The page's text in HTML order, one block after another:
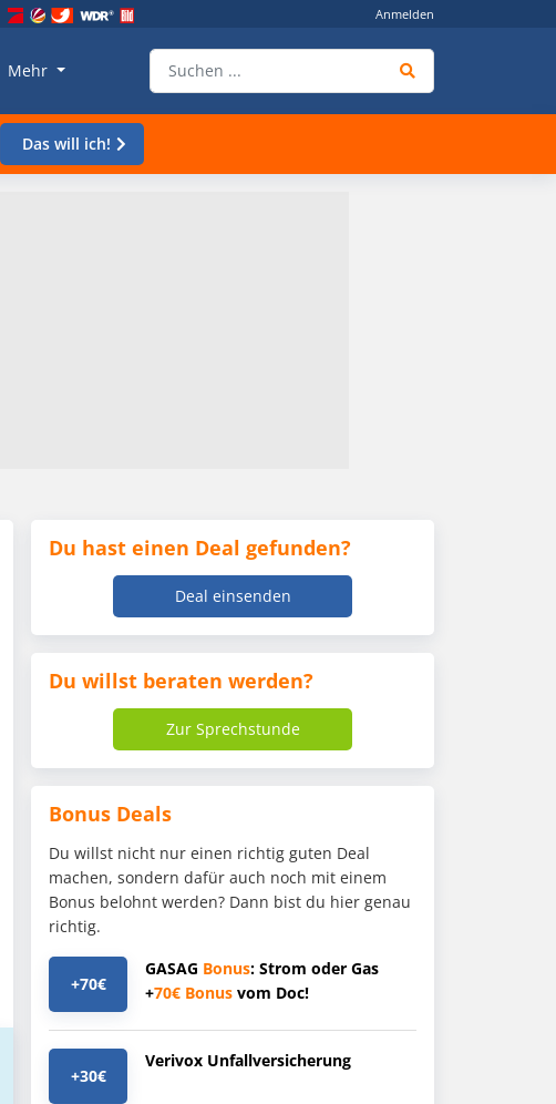
Anmelden
Mehr
Das will ich!
Du hast einen Deal gefunden?
Deal einsenden
Du willst beraten werden?
Zur Sprechstunde
Bonus Deals
Du willst nicht nur einen richtig guten Deal
machen, sondern dafür auch noch mit einem
Bonus belohnt werden? Dann bist du hier genau
richtig.
+70€
GASAG Bonus: Strom oder Gas
+70€ Bonus vom Doc!
+30€
Verivox Unfallversicherung